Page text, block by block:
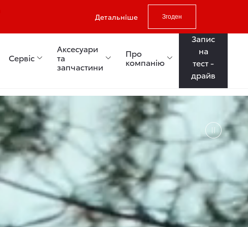
Детальніше Згоден
Сервіс
Аксесуари
та
запчастини
Про
компанію
Запис
на
тест -
драйв